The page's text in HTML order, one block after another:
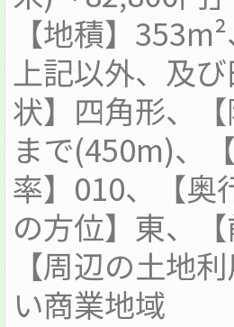
【地積】
上記以外、及
状】四角形、
まで(450m)、
率】010、【奥
の方位】東、
【周辺の土地
い商業地域